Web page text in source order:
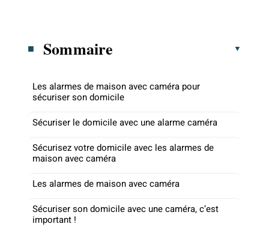
Sommaire
Les alarmes de maison avec caméra pour
sécuriser son domicile
Sécuriser le domicile avec une alarme caméra
Sécurisez votre domicile avec les alarmes de
maison avec caméra
Les alarmes de maison avec caméra
Sécuriser son domicile avec une caméra, c’est
important !